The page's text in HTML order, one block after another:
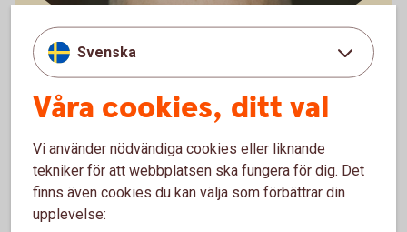
Jörgen Kennemar
Företagarekonom
Svenska
Våra cookies, ditt val
Vi använder nödvändiga cookies eller liknande
tekniker för att webbplatsen ska fungera för dig. Det
finns även cookies du kan välja som förbättrar din
upplevelse: